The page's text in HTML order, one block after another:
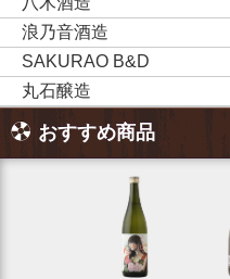
浪乃音酒造
SAKURAO B&D
丸石醸造
おすすめ商品